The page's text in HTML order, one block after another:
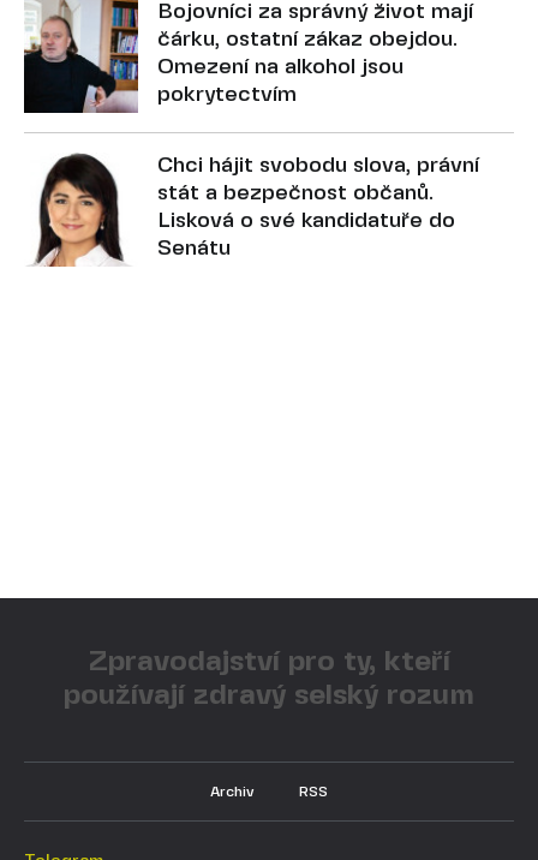
Bojovníci za správný život mají
čárku, ostatní zákaz obejdou.
Omezení na alkohol jsou
pokrytectvím
Chci hájit svobodu slova, právní
stát a bezpečnost občanů.
Lisková o své kandidatuře do
Senátu
Zpravodajství pro ty, kteří
používají zdravý selský rozum
Archiv RSS